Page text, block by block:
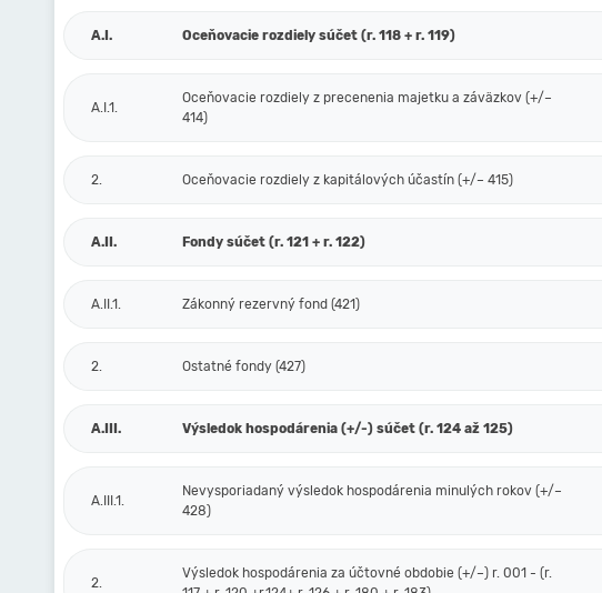
A.I. Oceňovacie rozdiely súčet (r. 118 + r. 119)
A.I.1.
Oceňovacie rozdiely z precenenia majetku a záväzkov (+/–
414)
2. Oceňovacie rozdiely z kapitálových účastín (+/– 415)
A.II. Fondy súčet (r. 121 + r. 122)
A.II.1. Zákonný rezervný fond (421)
2. Ostatné fondy (427)
A.III. Výsledok hospodárenia (+/-) súčet (r. 124 až 125)
A.III.1.
Nevysporiadaný výsledok hospodárenia minulých rokov (+/–
428)
2.
Výsledok hospodárenia za účtovné obdobie (+/–) r. 001 - (r.